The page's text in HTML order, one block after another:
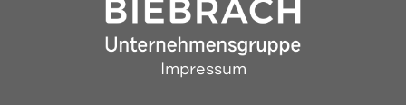
Impressum